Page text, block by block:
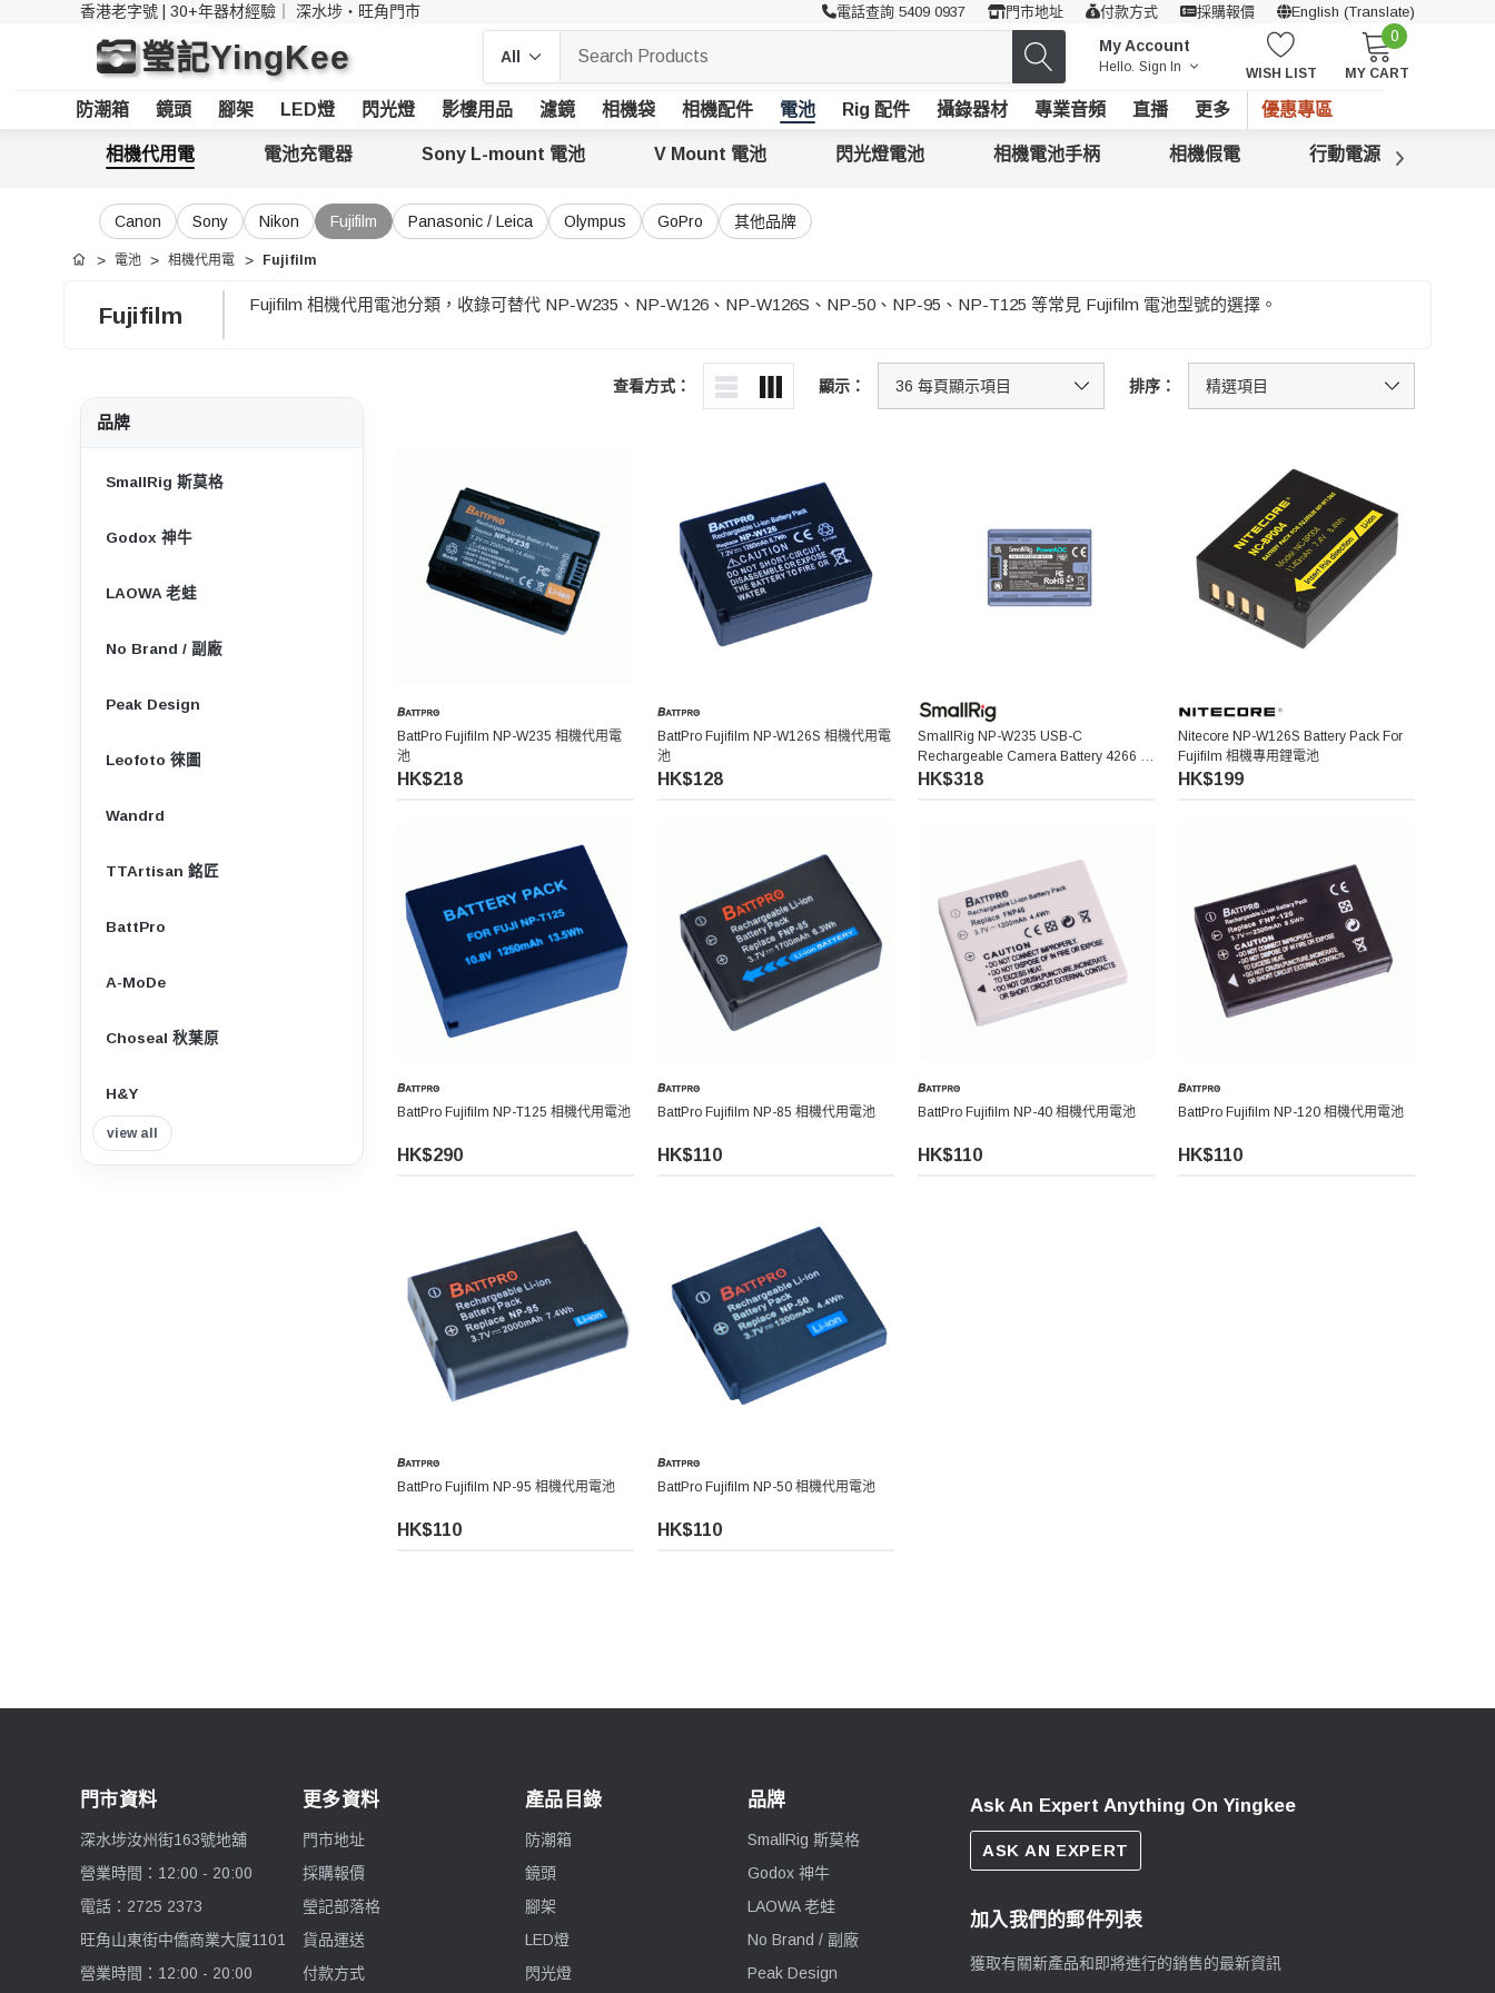
香港老字號 | 30+年器材經驗｜ 深水埗・旺角門市 電話查詢 5409 0937 門市地址 付款方式 採購報價 English (Translate)
瑩記YingKee My Account
Hello. Sign In WISH LIST
0
MY CART
防潮箱 鏡頭 腳架 LED燈 閃光燈 影樓用品 濾鏡 相機袋 相機配件 電池 Rig 配件 攝錄器材 專業音頻 直播 更多 優惠專區
相機代用電 電池充電器 Sony L-mount 電池 V Mount 電池 閃光燈電池 相機電池手柄 相機假電 行動電源
Canon Sony Nikon Fujifilm Panasonic / Leica Olympus GoPro 其他品牌
首頁 電池 相機代用電 Fujifilm
Fujifilm Fujifilm 相機代用電池分類，收錄可替代 NP-W235、NP-W126、NP-W126S、NP-50、NP-95、NP-T125 等常見 Fujifilm 電池型號的選擇。
查看方式： 顯示： 排序：
品牌
SmallRig 斯莫格
Godox 神牛
LAOWA 老蛙
No Brand / 副廠
Peak Design
Leofoto 徠圖
Wandrd
TTArtisan 銘匠
BattPro
A-MoDe
Choseal 秋葉原
H&Y
Insta360
Blackmagic Design
Saramonic 楓笛
Marsace 馬小路
DJI 大疆
view all
BattPro Fujifilm NP-W235 相機代用電
池
HK$218
BattPro Fujifilm NP-W126S 相機代用電
池
HK$128
SmallRig NP-W235 USB-C
Rechargeable Camera Battery 4266 充
電相機電池
HK$318
Nitecore NP-W126S Battery Pack For
Fujifilm 相機專用鋰電池
HK$199
BattPro Fujifilm NP-T125 相機代用電池
HK$290
BattPro Fujifilm NP-85 相機代用電池
HK$110
BattPro Fujifilm NP-40 相機代用電池
HK$110
BattPro Fujifilm NP-120 相機代用電池
HK$110
BattPro Fujifilm NP-95 相機代用電池
HK$110
BattPro Fujifilm NP-50 相機代用電池
HK$110
門市資料
深水埗汝州街163號地舖
營業時間：12:00 - 20:00
電話：2725 2373
旺角山東街中僑商業大廈1101
營業時間：12:00 - 20:00
更多資料
門市地址
採購報價
瑩記部落格
貨品運送
付款方式
產品目錄
防潮箱
鏡頭
腳架
LED燈
閃光燈
品牌
SmallRig 斯莫格
Godox 神牛
LAOWA 老蛙
No Brand / 副廠
Peak Design
Ask An Expert Anything On Yingkee
ASK AN EXPERT
加入我們的郵件列表
獲取有關新產品和即將進行的銷售的最新資訊